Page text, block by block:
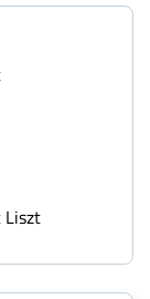
Liszt